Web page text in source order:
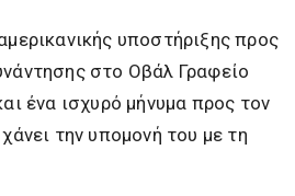
υποστήριξης προς
στο Οβάλ Γραφείο
ένα ισχυρό μήνυμα προς τον
την υπομονή του με τη